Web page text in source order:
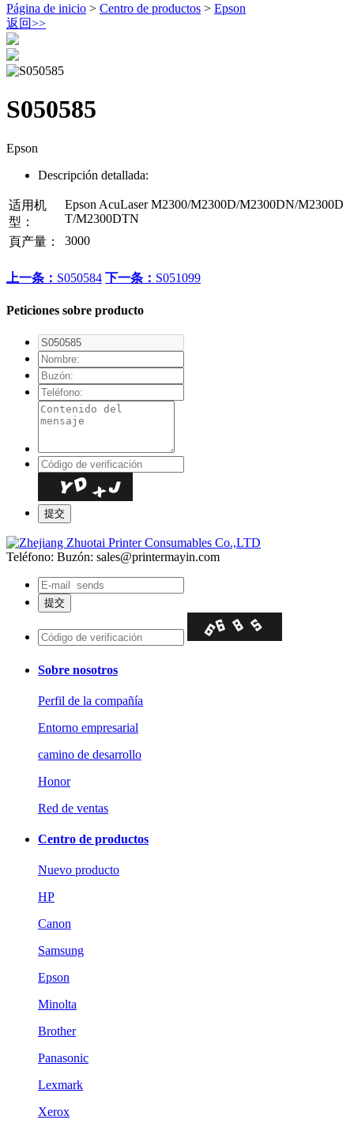
Página de inicio > Centro de productos > Epson
返回>>
S050585
Epson
Descripción detallada:
适用机
型：
Epson AcuLaser M2300/M2300D/M2300DN/M2300D
T/M2300DTN
頁产量：
3000
上一条： S050584 下一条： S051099
Peticiones sobre producto
Teléfono: Buzón: sales@printermayin.com
Sobre nosotros
Perfil de la compañía
Entorno empresarial
camino de desarrollo
Honor
Red de ventas
Centro de productos
Nuevo producto
HP
Canon
Samsung
Epson
Minolta
Brother
Panasonic
Lexmark
Xerox